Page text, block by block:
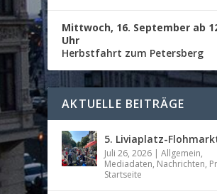
Mittwoch, 16. September ab
Uhr
Herbstfahrt zum Petersberg
AKTUELLE BEITRÄGE
5. Liviaplatz-
Juli 26, 2026 |Allgemein,
Mediadaten, Nachrichten,
Startseite